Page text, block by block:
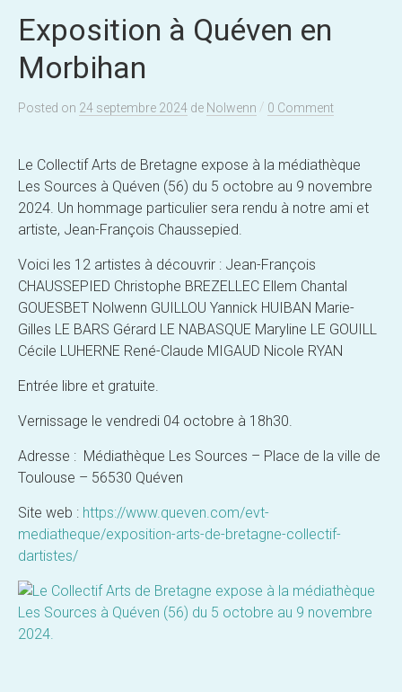
Exposition à Quéven en
Morbihan
Posted on 24 septembre 2024 de Nolwenn / 0 Comment
Le Collectif Arts de Bretagne expose à la médiathèque
Les Sources à Quéven (56) du 5 octobre au 9 novembre
2024. Un hommage particulier sera rendu à notre ami et
artiste, Jean-François Chaussepied.
Voici les 12 artistes à découvrir : Jean-François
CHAUSSEPIED Christophe BREZELLEC Ellem Chantal
GOUESBET Nolwenn GUILLOU Yannick HUIBAN Marie-
Gilles LE BARS Gérard LE NABASQUE Maryline LE GOUILL
Cécile LUHERNE René-Claude MIGAUD Nicole RYAN
Entrée libre et gratuite.
Vernissage le vendredi 04 octobre à 18h30.
Adresse : Médiathèque Les Sources – Place de la ville de
Toulouse – 56530 Quéven
Site web : https://www.queven.com/evt-
mediatheque/exposition-arts-de-bretagne-collectif-
dartistes/